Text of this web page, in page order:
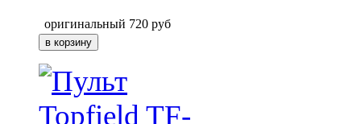
оригинальный 720 руб